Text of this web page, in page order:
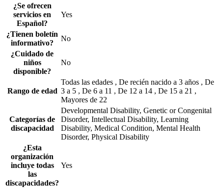
¿Se ofrecen
servicios en
Español?
Yes
¿Tienen boletín
informativo?
No
¿Cuidado de
niños
disponible?
No
Rango de edad
Todas las edades , De recién nacido a 3 años , De
3 a 5 , De 6 a 11 , De 12 a 14 , De 15 a 21 ,
Mayores de 22
Categorías de
discapacidad
Developmental Disability, Genetic or Congenital
Disorder, Intellectual Disability, Learning
Disability, Medical Condition, Mental Health
Disorder, Physical Disability
¿Esta
organización
incluye todas
las
discapacidades?
Yes